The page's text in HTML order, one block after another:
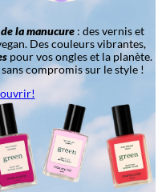
la manucure: des vernis et
Des couleurs vibrantes,
pour vos ongles et la planète.
sans compromis sur le style !